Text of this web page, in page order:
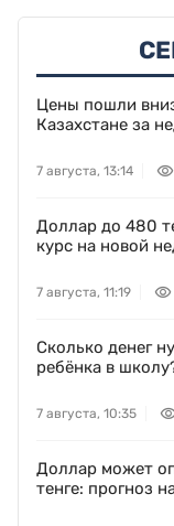
Цены пошли
Казахстане за
7 августа, 13:14
Доллар до 480
курс на новой
7 августа, 11:19
Сколько денег
ребёнка в
7 августа, 10:35
Доллар может
тенге: прогноз